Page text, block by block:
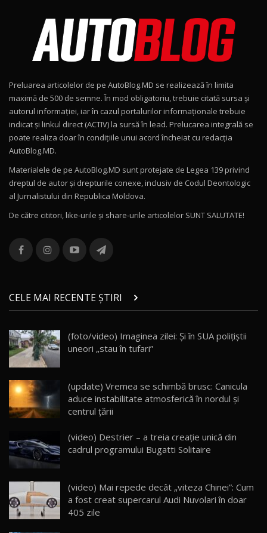
15:08
Noul Geely EX2 / Test Drive AutoBlog.MD
15:22
Mercedes-AMG E 53 HYBRID 4MATIC+ / Test
Drive AutoBlog.MD
16:27
11
Noul Volvo ES90 / Test Drive AutoBlog.MD
12
Noul MG HS / Test Drive AutoBlog.MD
16:48
13
combină aventura cu luxul / AutoBlog.MD
36:08
chinez care face lumea să se întoarcă după el
/ AutoBlog.MD
17:27
15 14:37
16
AutoBlogMD
13:10
20:06
30:08
Noul Geely EX5 EM-i care a cucerit Moldova
Preluarea articolelor de pe AutoBlog.MD se realizează în limita
maximă de 500 de semne. În mod obligatoriu, trebuie citată sursa și
autorul informației, iar în cazul portalurilor informaționale trebuie
indicat și linkul direct (ACTIV) la sursă în lead. Prelucarea integrală se
poate realiza doar în condițiile unui acord încheiat cu redacţia
AutoBlog.MD.
Materialele de pe AutoBlog.MD sunt protejate de Legea 139 privind
dreptul de autor și drepturile conexe, inclusiv de Codul Deontologic
al Jurnalistului din Republica Moldova.
De către cititori, like-urile şi share-urile articolelor SUNT SALUTATE!
CELE MAI RECENTE ȘTIRI
(foto/video) Imaginea zilei: Și în SUA polițiștii
uneori „stau în tufari”
(update) Vremea se schimbă brusc: Canicula
aduce instabilitate atmosferică în nordul și
centrul țării
(video) Destrier – a treia creație unică din
cadrul programului Bugatti Solitaire
(video) Mai repede decât „viteza Chinei”: Cum
a fost creat supercarul Audi Nuvolari în doar
405 zile